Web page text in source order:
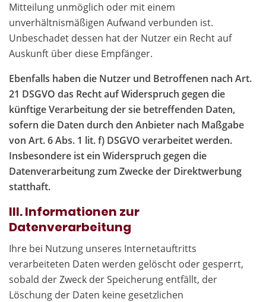
Mitteilung unmöglich oder mit einem
unverhältnismäßigen Aufwand verbunden ist.
Unbeschadet dessen hat der Nutzer ein Recht auf
Auskunft über diese Empfänger.
Ebenfalls haben die Nutzer und Betroffenen nach Art.
21 DSGVO das Recht auf Widerspruch gegen die
künftige Verarbeitung der sie betreffenden Daten,
sofern die Daten durch den Anbieter nach Maßgabe
von Art. 6 Abs. 1 lit. f) DSGVO verarbeitet werden.
Insbesondere ist ein Widerspruch gegen die
Datenverarbeitung zum Zwecke der Direktwerbung
statthaft.
III. Informationen zur
Datenverarbeitung
Ihre bei Nutzung unseres Internetauftritts
verarbeiteten Daten werden gelöscht oder gesperrt,
sobald der Zweck der Speicherung entfällt, der
Löschung der Daten keine gesetzlichen